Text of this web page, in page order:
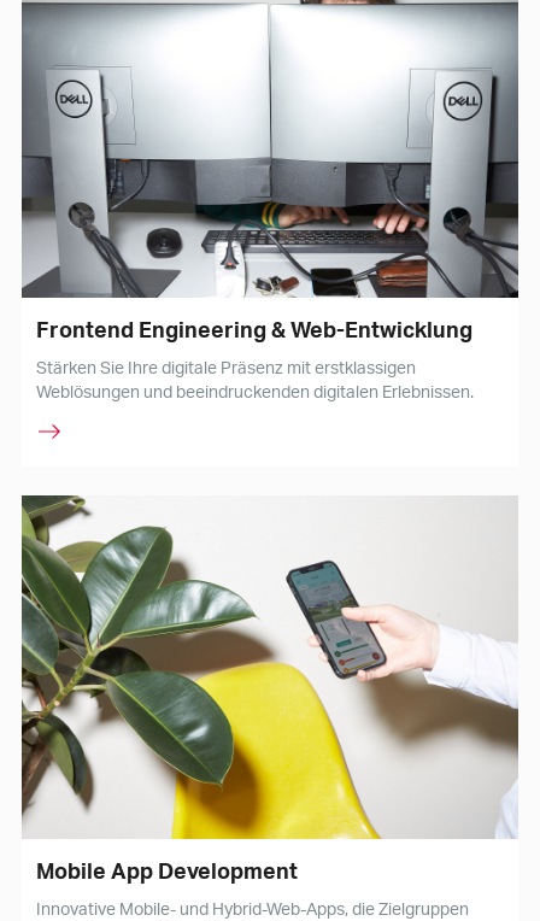
Frontend Engineering & Web-Entwicklung
Stärken Sie Ihre digitale Präsenz mit erstklassigen
Weblösungen und beeindruckenden digitalen Erlebnissen.
Mobile App Development
Innovative Mobile- und Hybrid-Web-Apps, die Zielgruppen